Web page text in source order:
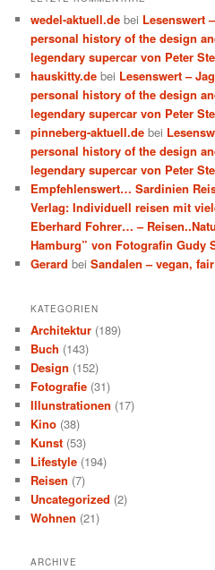
wedel-aktuell.de bei Lesenswert
personal history of the design
legendary supercar von Peter
hauskitty.de bei Lesenswert –
personal history of the design
legendary supercar von Peter
pinneberg-aktuell.de bei
personal history of the design
legendary supercar von Peter
Empfehlenswert… Sardinien
Verlag: Individuell reisen mit
Eberhard Fohrer… –
Hamburg” von Fotografin
Gerard beiSandalen – vegan,
KATEGORIEN
Architektur (189)
Buch (143)
Design (152)
Fotografie (31)
Illunstrationen (17)
Kino (38)
Kunst (53)
Lifestyle (194)
Reisen (7)
Uncategorized (2)
Wohnen (21)
ARCHIVE